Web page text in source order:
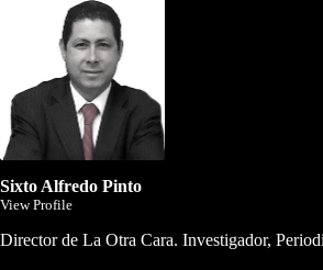
Sixto Alfredo Pinto
View Profile
Director de La Otra Cara. Investigador,